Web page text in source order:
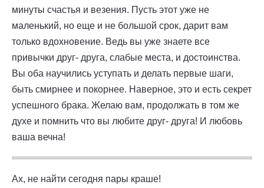
минуты счастья и везения. Пусть этот уже не
маленький, но еще и не большой срок, дарит вам
только вдохновение. Ведь вы уже знаете все
привычки друг- друга, слабые места, и достоинства.
Вы оба научились уступать и делать первые шаги,
быть смирнее и покорнее. Наверное, это и есть секрет
успешного брака. Желаю вам, продолжать в том же
духе и помнить что вы любите друг- друга! И любовь
ваша вечна!
Ах, не найти сегодня пары краше!